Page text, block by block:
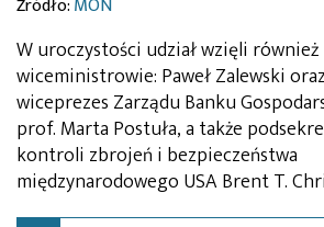
W uroczystości udział wzięli również
wiceministrowie: Paweł Zalewski
wiceprezes Zarządu Banku
prof. Marta Postuła, a także
kontroli zbrojeń i bezpieczeństwa
międzynarodowego USA Brent T.